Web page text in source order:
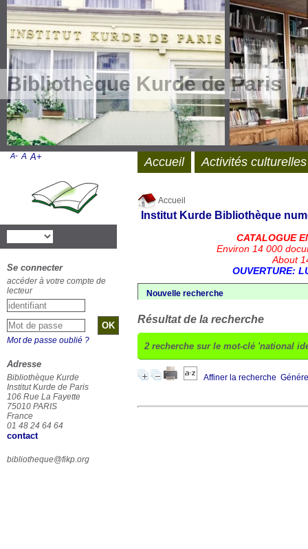
Bibliothèque Kurde de Paris
Accueil
Institut Kurde Bibliothèque
CATALOGUE
Environ 14 000
About
OUVERTURE:
Nouvelle recherche
Résultat de la recherche
2 recherche sur le mot-clé 'national
Affiner la recherche
Accueil Activités culturelles
A- A A+
Se connecter
accéder à votre compte de
lecteur
Mot de passe oublié ?
Adresse
Bibliothèque Kurde
Institut Kurde de Paris
106 Rue La Fayette
75010 PARIS
France
01 48 24 64 64
contact
bibliotheque@fikp.org